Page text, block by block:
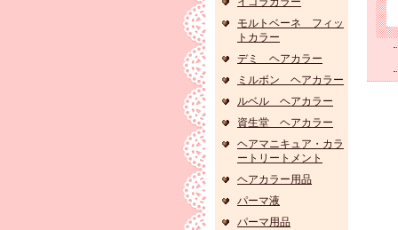
モルトベーネ フィッ
トカラー
デミ ヘアカラー
ミルボン ヘアカラー
ルベル ヘアカラー
資生堂 ヘアカラー
ヘアマニキュア・カラ
ートリートメント
ヘアカラー用品
パーマ液
パーマ用品